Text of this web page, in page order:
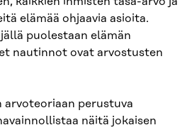
elämää ohjaavia asioita.
puolestaan elämän
nautinnot ovat arvostusten
arvoteoriaan perustuva
näitä jokaisen